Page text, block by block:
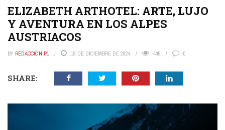
ELIZABETH ARTHOTEL: ARTE, LUJO
Y AVENTURA EN LOS ALPES
AUSTRIACOS
BY REDACCIÓN P1 18 DE DICIEMBRE DE 2024 445 0
SHARE: